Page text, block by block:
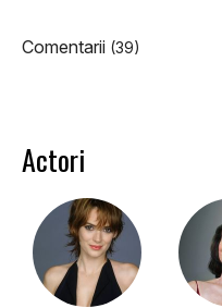
Comentarii (39)
Actori